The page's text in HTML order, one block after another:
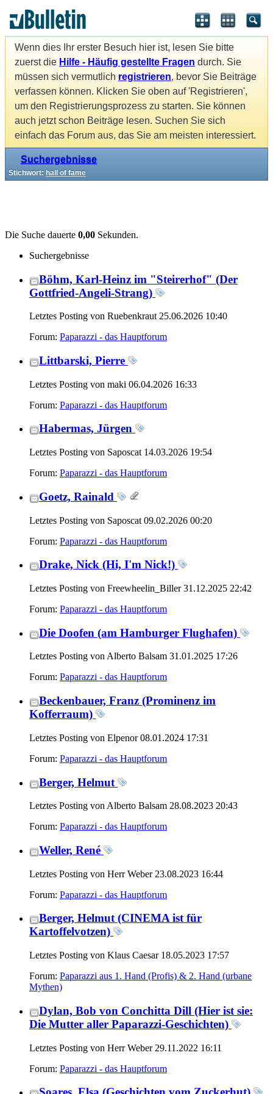
Wenn dies Ihr erster Besuch hier ist, lesen Sie bitte
zuerst die Hilfe - Häufig gestellte Fragen durch. Sie
müssen sich vermutlich registrieren, bevor Sie Beiträge
verfassen können. Klicken Sie oben auf 'Registrieren',
um den Registrierungsprozess zu starten. Sie können
auch jetzt schon Beiträge lesen. Suchen Sie sich
einfach das Forum aus, das Sie am meisten interessiert.
Suchergebnisse
Stichwort: hall of fame
Die Suche dauerte 0,00 Sekunden.
Suchergebnisse
Böhm, Karl-Heinz im "Steirerhof" (Der
Gottfried-Angeli-Strang)
Letztes Posting von Ruebenkraut 25.06.2026 10:40
Forum: Paparazzi - das Hauptforum
Littbarski, Pierre
Letztes Posting von maki 06.04.2026 16:33
Forum: Paparazzi - das Hauptforum
Habermas, Jürgen
Letztes Posting von Saposcat 14.03.2026 19:54
Forum: Paparazzi - das Hauptforum
Goetz, Rainald
Letztes Posting von Saposcat 09.02.2026 00:20
Forum: Paparazzi - das Hauptforum
Drake, Nick (Hi, I'm Nick!)
Letztes Posting von Freewheelin_Biller 31.12.2025 22:42
Forum: Paparazzi - das Hauptforum
Die Doofen (am Hamburger Flughafen)
Letztes Posting von Alberto Balsam 31.01.2025 17:26
Forum: Paparazzi - das Hauptforum
Beckenbauer, Franz (Prominenz im
Kofferraum)
Letztes Posting von Elpenor 08.01.2024 17:31
Forum: Paparazzi - das Hauptforum
Berger, Helmut
Letztes Posting von Alberto Balsam 28.08.2023 20:43
Forum: Paparazzi - das Hauptforum
Weller, René
Letztes Posting von Herr Weber 23.08.2023 16:44
Forum: Paparazzi - das Hauptforum
Berger, Helmut (CINEMA ist für
Kartoffelvotzen)
Letztes Posting von Klaus Caesar 18.05.2023 17:57
Forum: Paparazzi aus 1. Hand (Profis) & 2. Hand (urbane
Mythen)
Dylan, Bob von Conchitta Dill (Hier ist sie:
Die Mutter aller Paparazzi-Geschichten)
Letztes Posting von Herr Weber 29.11.2022 16:11
Forum: Paparazzi - das Hauptforum